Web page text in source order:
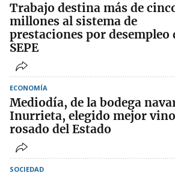
Trabajo destina más de
millones al sistema de
prestaciones por desempleo
SEPE
ECONOMÍA
Mediodía, de la bodega
Inurrieta, elegido mejor vino
rosado del Estado
SOCIEDAD